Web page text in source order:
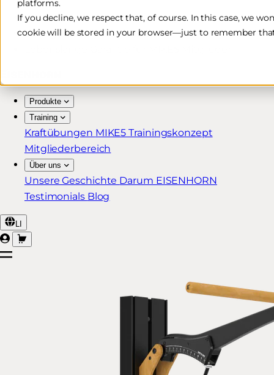
platforms.
If you decline, we respect that, of course. In this case, we
cookie will be stored in your browser—just to remember
Kostenlose & schnelle Lieferung*
30 Tage Rückgaberecht
Produkte
Training
Kraftübungen MIKE5 Trainingskonzept
Mitgliederbereich
Über uns
Unsere Geschichte Darum EISENHORN
Testimonials Blog
LI